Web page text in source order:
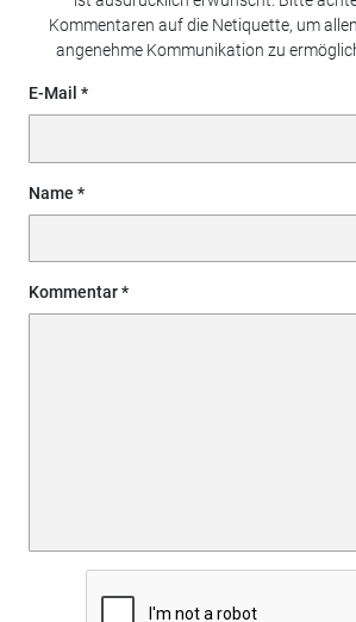
Kommentaren auf die Netiquette, um
angenehme Kommunikation zu
E-Mail
Name
Kommentar